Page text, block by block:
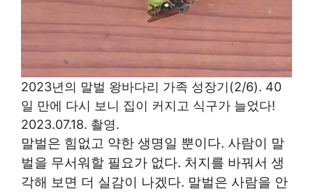
2023년의 말벌 왕바다리 가족 성장기(2/6). 40
일 만에 다시 보니 집이 커지고 식구가 늘었다!
2023.07.18. 촬영.
말벌은 힘없고 약한 생명일 뿐이다. 사람이 말
벌을 무서워할 필요가 없다. 처지를 바꿔서 생
각해 보면 더 실감이 나겠다. 말벌은 사람을 안